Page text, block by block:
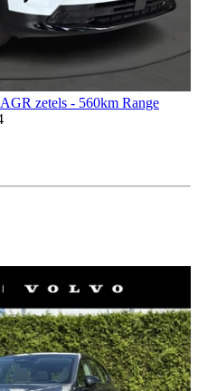
zetels - 560km Range